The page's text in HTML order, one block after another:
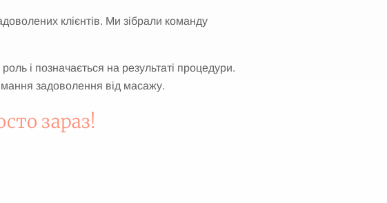
клієнтів. Ми зібрали команду
і позначається на результаті процедури.
задоволення від масажу.
зараз!